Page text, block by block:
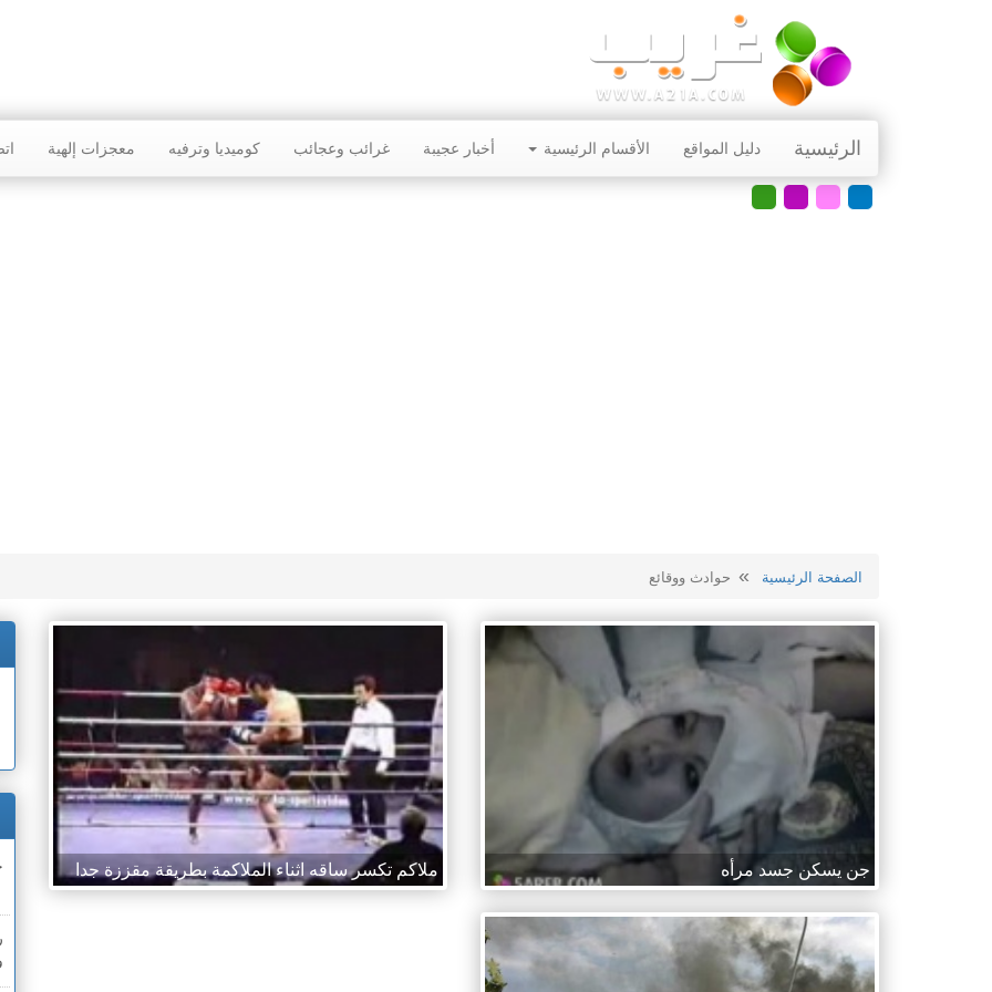
الرئيسية دليل المواقع الأقسام الرئيسية أخبار عجيبة غرائب وعجائب كوميديا وترفيه معجزات إلهية
الصفحة الرئيسية حوادث ووقائع
جن يسكن جسد مرأه ملاكم تكسر ساقه اثناء الملاكمة بطريقة مقززة جدا